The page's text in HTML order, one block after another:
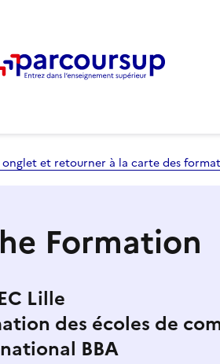
onglet et retourner à la carte des
Formation
Lille
des écoles de
BBA